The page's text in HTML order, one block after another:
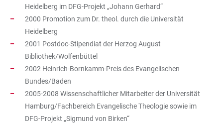
Heidelberg im DFG-Projekt „Johann Gerhard“
2000 Promotion zum Dr. theol. durch die Universität
Heidelberg
2001 Postdoc-Stipendiat der Herzog August
Bibliothek/Wolfenbüttel
2002 Heinrich-Bornkamm-Preis des Evangelischen
Bundes/Baden
2005-2008 Wissenschaftlicher Mitarbeiter der Universität
Hamburg/Fachbereich Evangelische Theologie sowie im
DFG-Projekt „Sigmund von Birken“